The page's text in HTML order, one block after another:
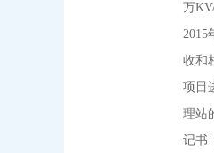
万
2015
收和
项目
理站
记书